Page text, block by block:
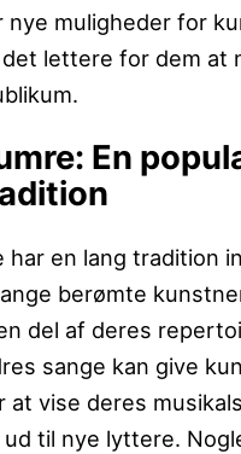
nye muligheder for
lettere for dem at
En
har en lang tradition
berømte
del af deres
sange kan give
at vise deres
til nye lyttere.